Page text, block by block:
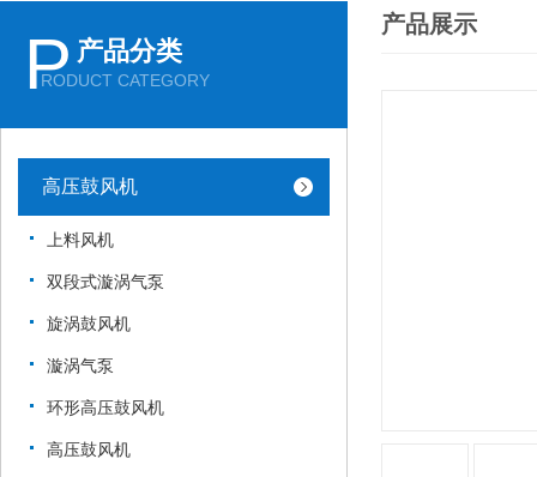
P 产品分类
RODUCT CATEGORY
高压鼓风机
上料风机
双段式漩涡气泵
旋涡鼓风机
漩涡气泵
环形高压鼓风机
高压鼓风机
产品展示